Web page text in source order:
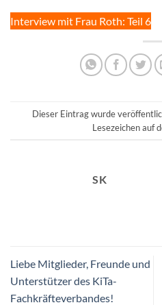
Interview mit Frau Roth: Teil 6
Dieser Eintrag wurde
Lesezeichen auf
SK
Liebe Mitglieder, Freunde und
Unterstützer des KiTa-
Fachkräfteverbandes!